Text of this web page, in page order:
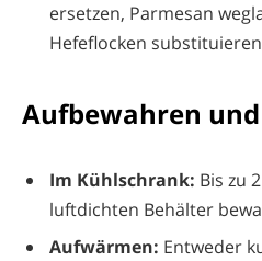
ersetzen, Parmesan
Hefeflocken
Aufbewahren
Im Kühlschrank: Bis zu
luftdichten Behälter
Aufwärmen: Entweder